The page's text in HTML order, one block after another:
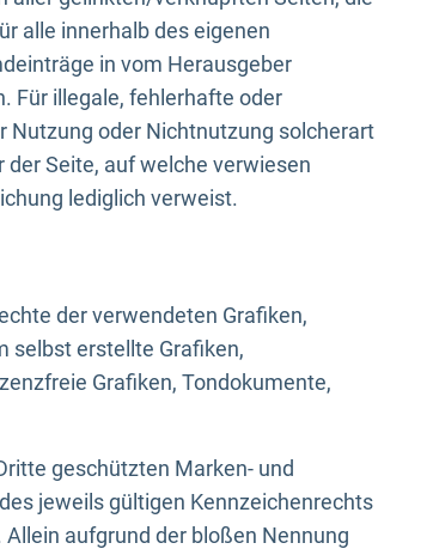
alle innerhalb des eigenen
in vom Herausgeber
Für illegale, fehlerhafte oder
Nutzung oder Nichtnutzung solcherart
Seite, auf welche verwiesen
lediglich verweist.
der verwendeten Grafiken,
selbst erstellte Grafiken,
Grafiken, Tondokumente,
geschützten Marken- und
jeweils gültigen Kennzeichenrechts
aufgrund der bloßen Nennung